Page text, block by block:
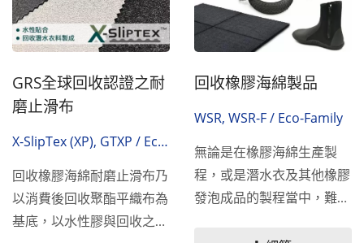
以再跟橡膠海棉進行貼合，
以達更加的舒適性、更好的
保溫性及防水效果；此材亦
裁切成條狀或片狀。
以再跟橡膠海棉進行貼合，
以達更加的舒適性、更好的
保溫性及防水效果；此材亦
裁切成條狀或片狀。
GRS全球回收認證之耐
磨止滑布
X-SlipTex (XP), GTXP / Eco-
回收橡膠海綿耐磨止滑布乃
以消費後回收聚酯平織布為
基底，以水性膠與回收之橡
回收橡膠海綿製品
WSR, WSR-F / Eco-Family
無論是在橡膠海綿生產製
程，或是潛水衣及其他橡膠
發泡成品的製程當中，難免